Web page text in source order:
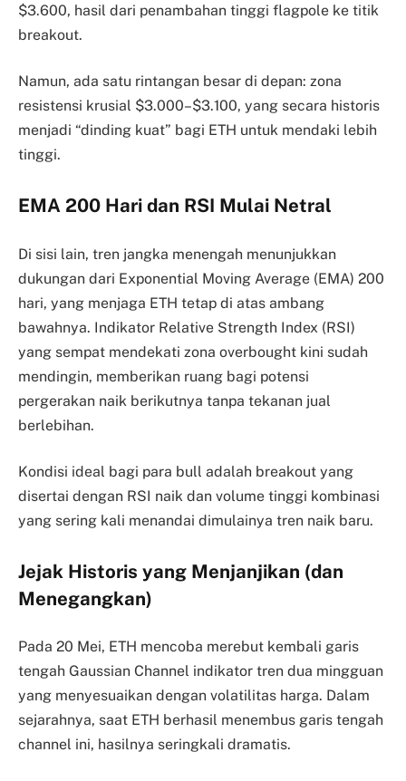
$3.600, hasil dari penambahan tinggi flagpole ke titik
breakout.
Namun, ada satu rintangan besar di depan: zona
resistensi krusial $3.000–$3.100, yang secara historis
menjadi “dinding kuat” bagi ETH untuk mendaki lebih
tinggi.
EMA 200 Hari dan RSI Mulai Netral
Di sisi lain, tren jangka menengah menunjukkan
dukungan dari Exponential Moving Average (EMA) 200
hari, yang menjaga ETH tetap di atas ambang
bawahnya. Indikator Relative Strength Index (RSI)
yang sempat mendekati zona overbought kini sudah
mendingin, memberikan ruang bagi potensi
pergerakan naik berikutnya tanpa tekanan jual
berlebihan.
Kondisi ideal bagi para bull adalah breakout yang
disertai dengan RSI naik dan volume tinggi kombinasi
yang sering kali menandai dimulainya tren naik baru.
Jejak Historis yang Menjanjikan (dan
Menegangkan)
Pada 20 Mei, ETH mencoba merebut kembali garis
tengah Gaussian Channel indikator tren dua mingguan
yang menyesuaikan dengan volatilitas harga. Dalam
sejarahnya, saat ETH berhasil menembus garis tengah
channel ini, hasilnya seringkali dramatis.